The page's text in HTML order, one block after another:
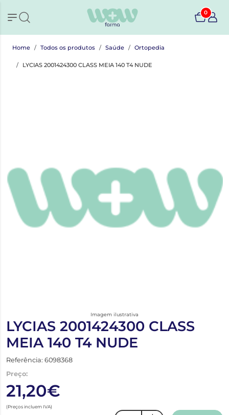
0
Home Todos os produtos Saúde Ortopedia
LYCIAS 2001424300 CLASS MEIA 140 T4 NUDE
Imagem ilustrativa
LYCIAS 2001424300 CLASS
MEIA 140 T4 NUDE
Referência: 6098368
Preço:
21,20€
(Preços incluem IVA)